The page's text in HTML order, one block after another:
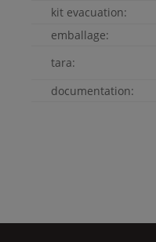
kit evacuation:
emballage:
tara:
documentation: